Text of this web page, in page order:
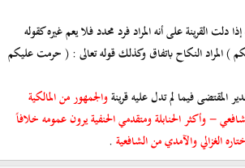
دلت القرينة على أنه المراد فرد محدد فلا يعم غيره كقوله
) المراد النكاح باتفاق وكذلك قوله تعالى : ( حرمت عليكم
المقتضى فيما لم تدل عليه قرينةوالجمهور من المالكية
- وأكثر الحنابلة ومتقدمي الحنفية يرون عمومه خلافاً
الغزالي والآمدي من الشافعية.